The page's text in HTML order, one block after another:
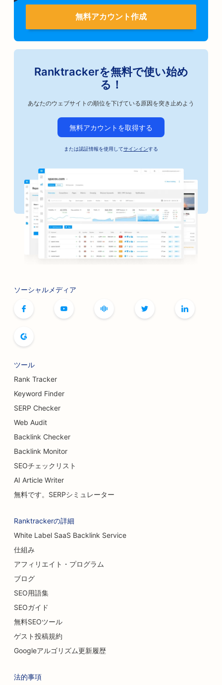
無料アカウント作成
Ranktrackerを無料で使い始め
る！
あなたのウェブサイトの順位を下げている原因を突き止めよう
無料アカウントを取得する
または認証情報を使用してサインインする
ソーシャルメディア
ツール
Rank Tracker
Keyword Finder
SERP Checker
Web Audit
Backlink Checker
Backlink Monitor
SEOチェックリスト
AI Article Writer
無料です。SERPシミュレーター
Ranktrackerの詳細
White Label SaaS Backlink Service
仕組み
アフィリエイト・プログラム
ブログ
SEO用語集
SEOガイド
無料SEOツール
ゲスト投稿規約
Googleアルゴリズム更新履歴
法的事項